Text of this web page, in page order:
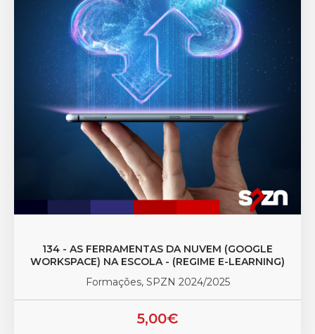
134 - AS FERRAMENTAS DA NUVEM (GOOGLE
WORKSPACE) NA ESCOLA - (REGIME E-LEARNING)
Formações, SPZN 2024/2025
5,00€